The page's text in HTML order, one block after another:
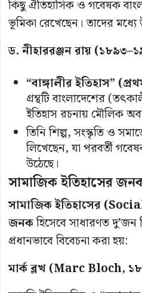
কিছু ঐতিহাসিক ও গবেষক
ভূমিকা রেখেছেন। তাদের
ড. নীহাররঞ্জন রায়
“বাঙ্গালীর ইতিহাস”
গ্রন্থটি বাংলাদেশের
ইতিহাস রচনায় মৌলিক
তিনি শিল্প, সংস্কৃতি ও
লিখেছেন, যা পরবর্তী
উঠেছে।
সামাজিক ইতিহাসের
সামাজিক ইতিহাসের
জনকহিসেবে সাধারণত দু’জন
প্রধানভাবে বিবেচনা করা হয়:
মার্ক ব্লখ (Marc Bloch,